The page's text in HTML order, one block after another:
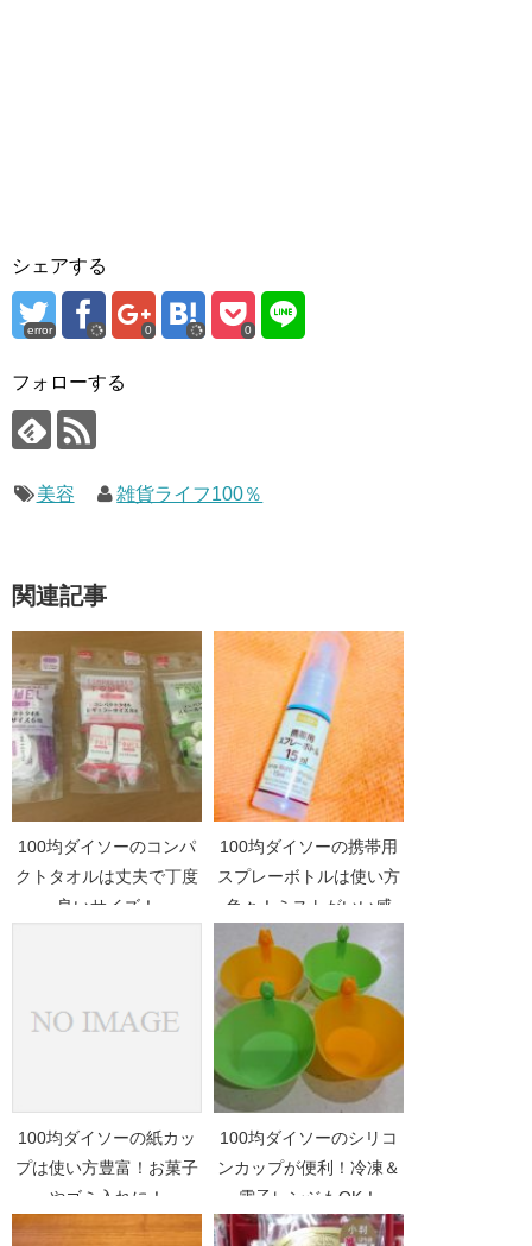
シェアする
error 0 0
フォローする
美容 雑貨ライフ100％
関連記事
100均ダイソーのコンパ
クトタオルは丈夫で丁度
良いサイズ！
100均ダイソーの携帯用
スプレーボトルは使い方
色々！ミストがいい感
じ！！
100均ダイソーの紙カッ
プは使い方豊富！お菓子
やゴミ入れに！
100均ダイソーのシリコ
ンカップが便利！冷凍＆
電子レンジもOK！